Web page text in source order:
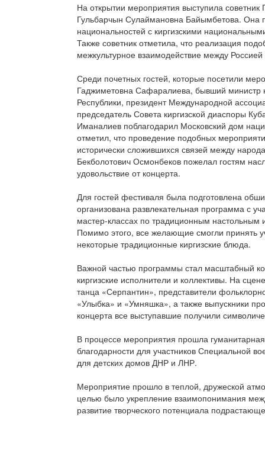
На открытии мероприятия выступила
Гульбарчын Сулаймановна Байымбетова. Она
национальностей с киргизскими
Также советник отметила, что реализация
межкультурное взаимодействие между Россией
Среди почетных гостей, которые посетили
Гаджиметовна Сафаралиева, бывший министр
Республики, президент Международной
председатель Совета киргизской диаспоры
Иманалиев поблагодарил Московский дом
отметил, что проведение подобных
исторически сложившихся связей между
Бекболотович Осмонбеков пожелал гостям
удовольствие от концерта.
Для гостей фестиваля была подготовлена
организована развлекательная программа с
мастер-классах по традиционным настольным
Помимо этого, все желающие смогли принять
некоторые традиционные киргизские блюда.
Важной частью программы стал масштабный
киргизские исполнители и коллективы. На
танца «Серпантин», представители
«Улыбка» и «Умняшка», а также выпускники
концерта все выступавшие получили
В процессе мероприятия прошла
благодарности для участников Специальной
для детских домов ДНР и ЛНР.
Мероприятие прошло в теплой, дружеской
целью было укрепление взаимопонимания
развитие творческого потенциала